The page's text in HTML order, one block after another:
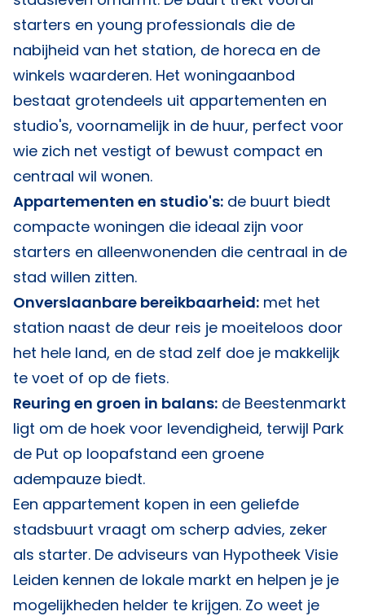
starters en young professionals die de
nabijheid van het station, de horeca en de
winkels waarderen. Het woningaanbod
bestaat grotendeels uit appartementen en
studio's, voornamelijk in de huur, perfect voor
wie zich net vestigt of bewust compact en
centraal wil wonen.
Appartementen en studio's: de buurt biedt
compacte woningen die ideaal zijn voor
starters en alleenwonenden die centraal in de
stad willen zitten.
Onverslaanbare bereikbaarheid: met het
station naast de deur reis je moeiteloos door
het hele land, en de stad zelf doe je makkelijk
te voet of op de fiets.
Reuring en groen in balans: de Beestenmarkt
ligt om de hoek voor levendigheid, terwijl Park
de Put op loopafstand een groene
adempauze biedt.
Een appartement kopen in een geliefde
stadsbuurt vraagt om scherp advies, zeker
als starter. De adviseurs van Hypotheek Visie
Leiden kennen de lokale markt en helpen je je
mogelijkheden helder te krijgen. Zo weet je